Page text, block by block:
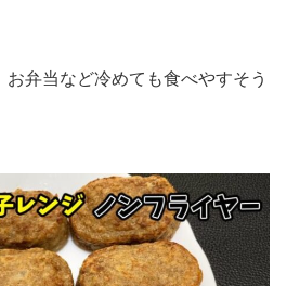
弁当など冷めても食べやすそう